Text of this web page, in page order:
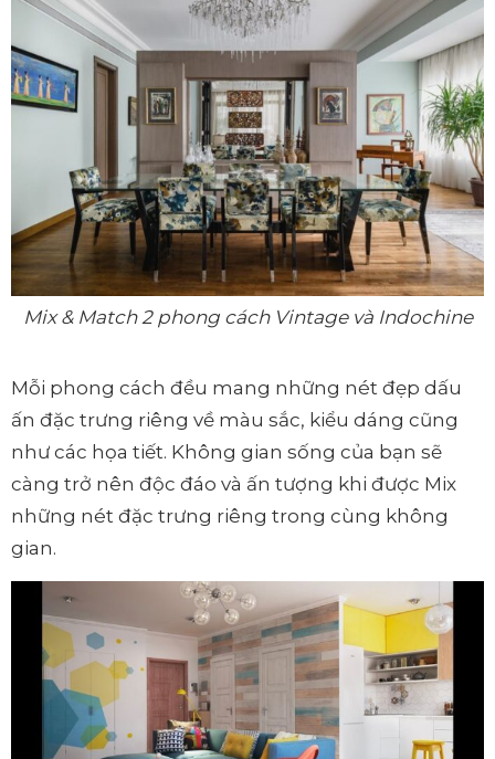
Mix & Match 2 phong cách Vintage và Indochine
Mỗi phong cách đều mang những nét đẹp dấu
ấn đặc trưng riêng về màu sắc, kiểu dáng cũng
như các họa tiết. Không gian sống của bạn sẽ
càng trở nên độc đáo và ấn tượng khi được Mix
những nét đặc trưng riêng trong cùng không
gian.